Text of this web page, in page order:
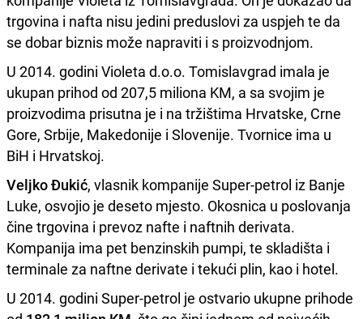
trgovina i nafta nisu jedini preduslovi za uspjeh te da
se dobar biznis može napraviti i s proizvodnjom.
U 2014. godini Violeta d.o.o. Tomislavgrad imala je
ukupan prihod od 207,5 miliona KM, a sa svojim je
proizvodima prisutna je i na tržištima Hrvatske, Crne
Gore, Srbije, Makedonije i Slovenije. Tvornice ima u
BiH i Hrvatskoj.
Veljko Đukić, vlasnik kompanije Super-petrol iz Banje
Luke, osvojio je deseto mjesto. Okosnica u poslovanja
čine trgovina i prevoz nafte i naftnih derivata.
Kompanija ima pet benzinskih pumpi, te skladišta i
terminale za naftne derivate i tekući plin, kao i hotel.
U 2014. godini Super-petrol je ostvario ukupne prihode